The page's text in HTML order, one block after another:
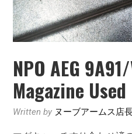
NPO AEG
Magazine Used
Written by ヌーブアームス店